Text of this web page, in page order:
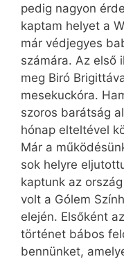
pedig nagyon
kaptam helyet a
már védjegyes
számára. Az első
meg Biró
mesekuckóra.
szoros barátság
hónap elteltével
Már a
sok helyre
kaptunk az
volt a Gólem
elején. Elsőként
történet bábos
bennünket,